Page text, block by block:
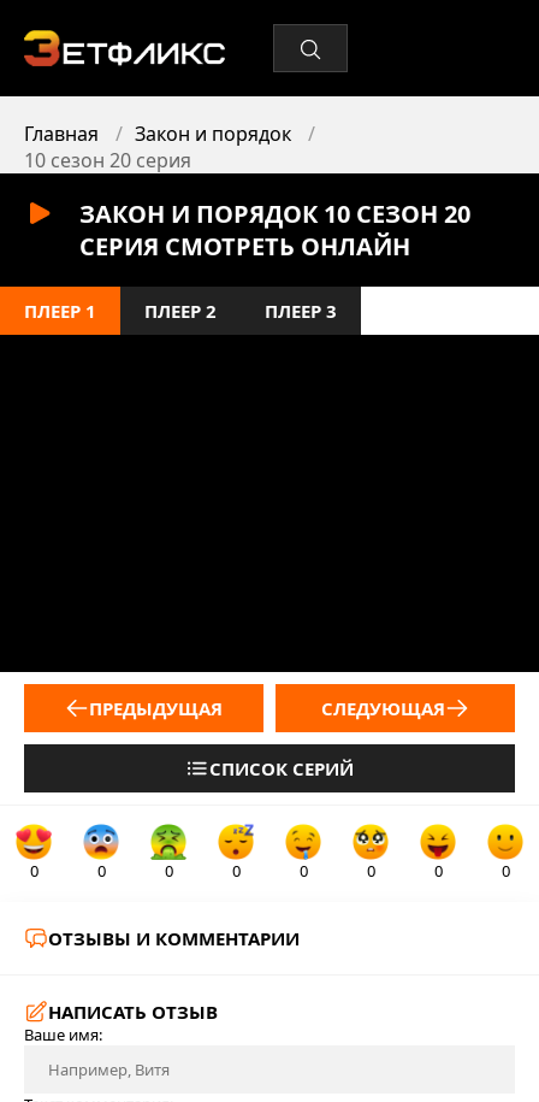
Главная
Закон и порядок
10 сезон 20 серия
ЗАКОН И ПОРЯДОК 10 СЕЗОН 20
СЕРИЯ СМОТРЕТЬ ОНЛАЙН
ПЛЕЕР 1 ПЛЕЕР 2 ПЛЕЕР 3
ПРЕДЫДУЩАЯ
СПИСОК СЕРИЙ
СЛЕДУЮЩАЯ
0 0 0 0 0 0 0 0
ОТЗЫВЫ И КОММЕНТАРИИ
НАПИСАТЬ ОТЗЫВ
Ваше имя: